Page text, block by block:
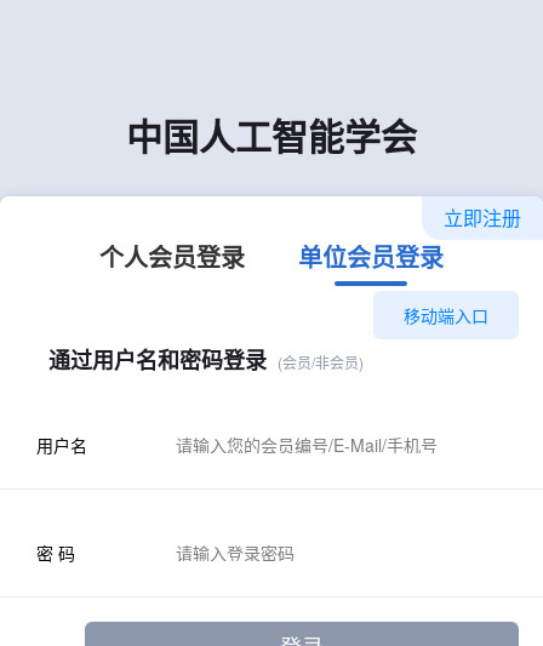
中国人工智能学会
立即注册
个人会员登录 单位会员登录
移动端入口
通过用户名和密码登录 (会员/非会员)
用户名
密 码